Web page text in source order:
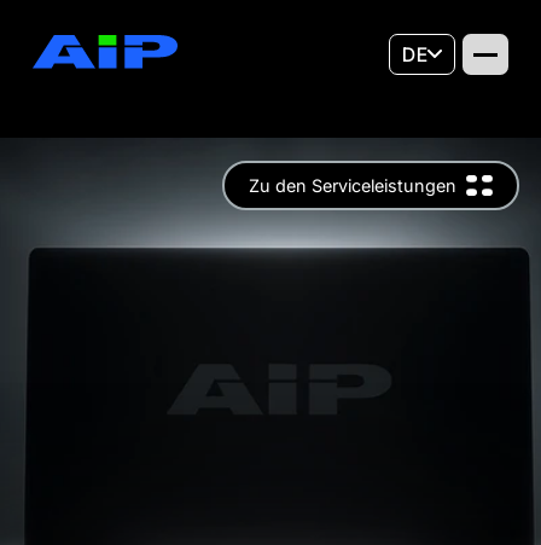
DE
Zu den Serviceleistungen